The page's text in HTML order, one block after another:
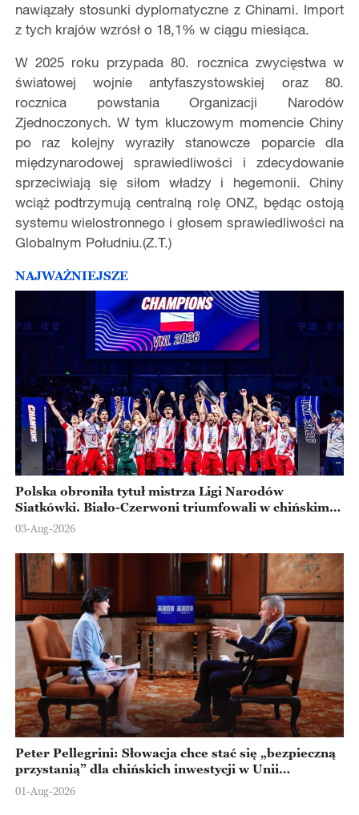
nawiązały stosunki dyplomatyczne z Chinami. Import
z tych krajów wzrósł o 18,1% w ciągu miesiąca.
W 2025 roku przypada 80. rocznica zwycięstwa w
światowej wojnie antyfaszystowskiej oraz 80.
rocznica powstania Organizacji Narodów
Zjednoczonych. W tym kluczowym momencie Chiny
po raz kolejny wyraziły stanowcze poparcie dla
międzynarodowej sprawiedliwości i zdecydowanie
sprzeciwiają się siłom władzy i hegemonii. Chiny
wciąż podtrzymują centralną rolę ONZ, będąc ostoją
systemu wielostronnego i głosem sprawiedliwości na
Globalnym Południu.(Z.T.)
NAJWAŻNIEJSZE
Polska obroniła tytuł mistrza Ligi Narodów
Siatkówki. Biało-Czerwoni triumfowali w chińskim
Ningbo
03-Aug-2026
Peter Pellegrini: Słowacja chce stać się „bezpieczną
przystanią” dla chińskich inwestycji w Unii
Europejskiej
01-Aug-2026